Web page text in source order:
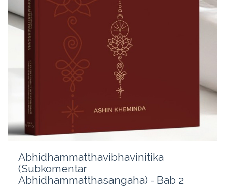
Abhidhammatthavibhavinitika
(Subkomentar
Abhidhammatthasangaha) - Bab 2